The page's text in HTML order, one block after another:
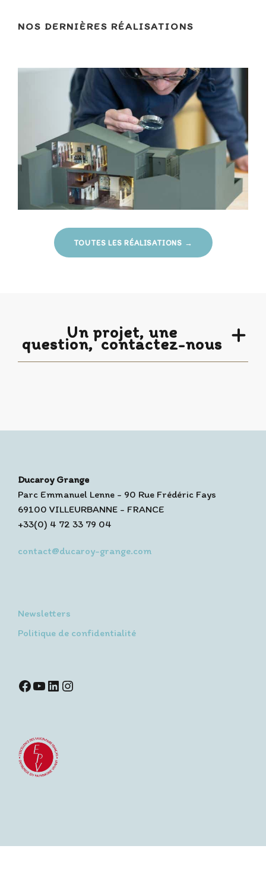
NOS DERNIÈRES RÉALISATIONS
TOUTES LES RÉALISATIONS →
Un projet, une
question, contactez-nous
Ducaroy Grange
Parc Emmanuel Lenne - 90 Rue Frédéric Fays
69100 VILLEURBANNE - FRANCE
+33(0) 4 72 33 79 04
contact@ducaroy-grange.com
Newsletters
Politique de confidentialité
Facebook YouTube LinkedIn Instagram